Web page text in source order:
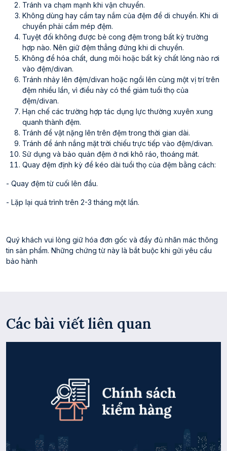
Tránh va chạm mạnh khi vận chuyển.
Không dùng hay cầm tay nắm của đệm để di chuyển. Khi di
chuyển phải cầm mép đệm.
Tuyệt đối không được bẻ cong đệm trong bất kỳ trường
hợp nào. Nên giữ đệm thẳng đứng khi di chuyển.
Không để hóa chất, dung môi hoặc bất kỳ chất lỏng nào rơi
vào đệm/divan.
Tránh nhảy lên đệm/divan hoặc ngồi lên cùng một vị trí trên
đệm nhiều lần, vì điều này có thể giảm tuổi thọ của
đệm/divan.
Hạn chế các trường hợp tác dụng lực thường xuyên xung
quanh thành đệm.
Tránh để vật nặng lên trên đệm trong thời gian dài.
Tránh để ánh nắng mặt trời chiếu trực tiếp vào đệm/divan.
Sử dụng và bảo quản đệm ở nơi khô ráo, thoáng mát.
Quay đệm định kỳ để kéo dài tuổi thọ của đệm bằng cách:
- Quay đệm từ cuối lên đầu.
- Lặp lại quá trình trên 2-3 tháng một lần.
Quý khách vui lòng giữ hóa đơn gốc và đầy đủ nhãn mác thông
tin sản phẩm. Những chứng từ này là bắt buộc khi gửi yêu cầu
bảo hành
Các bài viết liên quan